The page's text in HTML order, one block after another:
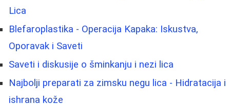
Lica
Blefaroplastika - Operacija Kapaka: Iskustva,
Oporavak i Saveti
Saveti i diskusije o šminkanju i nezi lica
Najbolji preparati za zimsku negu lica - Hidratacija i
ishrana kože